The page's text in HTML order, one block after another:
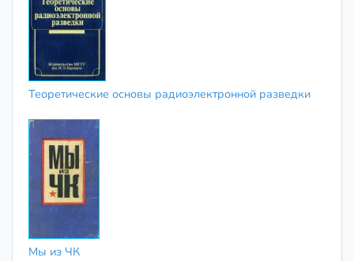
Теоретические основы радиоэлектронной разведки
Мы из ЧК